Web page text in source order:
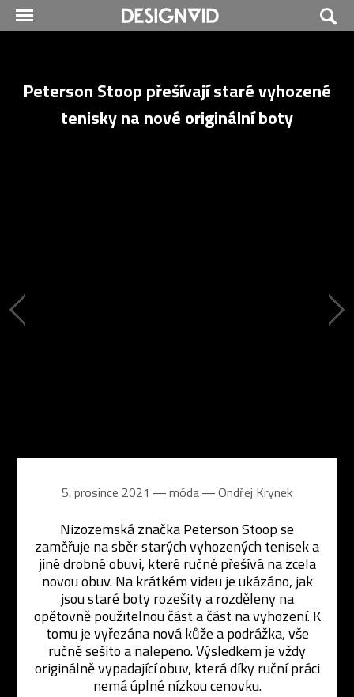
Peterson Stoop přešívají staré vyhozené
tenisky na nové originální boty
5. prosince 2021 ― móda ―Ondřej Krynek
Nizozemská značka Peterson Stoop se
zaměřuje na sběr starých vyhozených tenisek a
jiné drobné obuvi, které ručně přešívá na zcela
novou obuv. Na krátkém videu je ukázáno, jak
jsou staré boty rozešity a rozděleny na
opětovně použitelnou část a část na vyhození. K
tomu je vyřezána nová kůže a podrážka, vše
ručně sešito a nalepeno. Výsledkem je vždy
originálně vypadající obuv, která díky ruční práci
nemá úplné nízkou cenovku.